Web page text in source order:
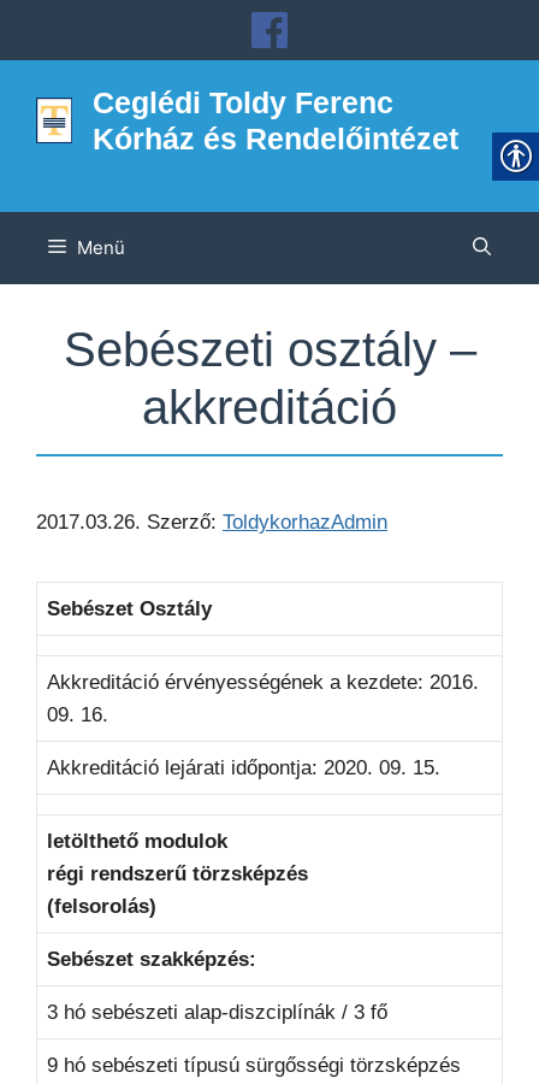
Ceglédi Toldy Ferenc
Kórház és Rendelőintézet
Menü
Sebészeti osztály –
akkreditáció
2017.03.26. Szerző: ToldykorhazAdmin
Sebészet Osztály
Akkreditáció érvényességének a kezdete: 2016.
09. 16.
Akkreditáció lejárati időpontja: 2020. 09. 15.
letölthető modulok
régi rendszerű törzsképzés
(felsorolás)
Sebészet szakképzés:
3 hó sebészeti alap-diszciplínák / 3 fő
9 hó sebészeti típusú sürgősségi törzsképzés